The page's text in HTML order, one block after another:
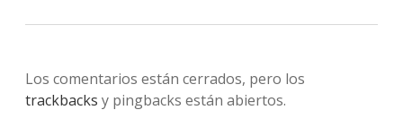
Los comentarios están cerrados, pero los
trackbacks y pingbacks están abiertos.